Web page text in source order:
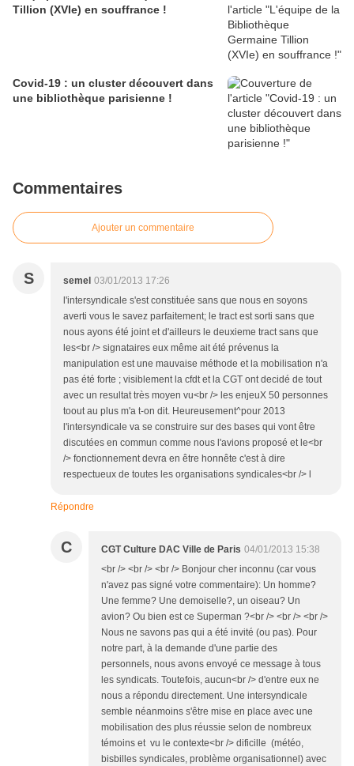
Tillion (XVIe) en souffrance !
Covid-19 : un cluster découvert dans
une bibliothèque parisienne !
Commentaires
Ajouter un commentaire
S semel 03/01/2013 17:26
l'intersyndicale s'est constituée sans que nous en soyons
averti vous le savez parfaitement; le tract est sorti sans que
nous ayons été joint et d'ailleurs le deuxieme tract sans que
les<br /> signataires eux même ait été prévenus la
manipulation est une mauvaise méthode et la mobilisation n'a
pas été forte ; visiblement la cfdt et la CGT ont decidé de tout
avec un resultat très moyen vu<br /> les enjeuX 50 personnes
toout au plus m'a t-on dit. Heureusement^pour 2013
l'intersyndicale va se construire sur des bases qui vont être
discutées en commun comme nous l'avions proposé et le<br
/> fonctionnement devra en être honnête c'est à dire
respectueux de toutes les organisations syndicales<br /> l
Répondre
C CGT Culture DAC Ville de Paris 04/01/2013 15:38
<br /> <br /> <br /> Bonjour cher inconnu (car vous
n'avez pas signé votre commentaire): Un homme?
Une femme? Une demoiselle?, un oiseau? Un
avion? Ou bien est ce Superman ?<br /> <br /> <br />
Nous ne savons pas qui a été invité (ou pas). Pour
notre part, à la demande d'une partie des
personnels, nous avons envoyé ce message à tous
les syndicats. Toutefois, aucun<br /> d'entre eux ne
nous a répondu directement. Une intersyndicale
semble néanmoins s'être mise en place avec une
mobilisation des plus réussie selon de nombreux
témoins et vu le contexte<br /> dificille (météo,
bisbilles syndicales, problème organisationnel) avec